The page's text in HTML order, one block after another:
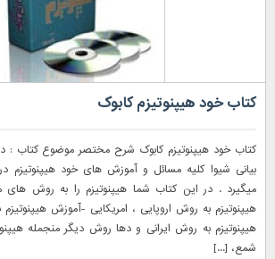
کتاب خود هیپنوتیزم کابوک
کتاب خود هیپنوتیزم کابوک شرح مختصر موضوع کتاب : در
بیانی شیوا کلیه مسائل و آموزش های خود هیپنوتیزم در
میگیرد . در این کتاب شما هیپنوتیزم را به روش
هیپنوتیزم به روش اروپایی ، امریکایی -آموزش
هیپنوتیزم به روش ایرانی و دها روش دیگر منجمله
شمع، [...]